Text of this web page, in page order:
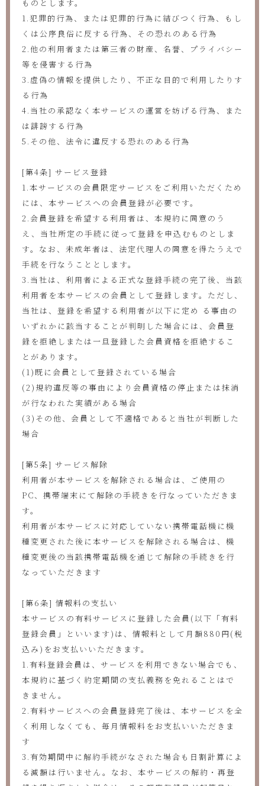
ものとします。
1.犯罪的行為、または犯罪的行為に結びつく行為、もし
くは公序良俗に反する行為、その恐れのある行為
2.他の利用者または第三者の財産、名誉、プライバシー
等を侵害する行為
3.虚偽の情報を提供したり、不正な目的で利用したりす
る行為
4.当社の承認なく本サービスの運営を妨げる行為、また
は誹謗する行為
5.その他、法令に違反する恐れのある行為
[第4条] サービス登録
1.本サービスの会員限定サービスをご利用いただくため
には、本サービスへの会員登録が必要です。
2.会員登録を希望する利用者は、本規約に同意のう
え、当社所定の手続に従って登録を申込むものとしま
す。なお、未成年者は、法定代理人の同意を得たうえで
手続を行なうこととします。
3.当社は、利用者による正式な登録手続の完了後、当該
利用者を本サービスの会員として登録します。ただし、
当社は、登録を希望する利用者が以下に定め る事由の
いずれかに該当することが判明した場合には、会員登
録を拒絶しまたは一旦登録した会員資格を拒絶するこ
とがあります。
(1)既に会員として登録されている場合
(2)規約違反等の事由により会員資格の停止または抹消
が行なわれた実績がある場合
(3)その他、会員として不適格であると当社が判断した
場合
[第5条] サービス解除
利用者が本サービスを解除される場合は、ご使用の
PC、携帯端末にて解除の手続きを行なっていただきま
す。
利用者が本サービスに対応していない携帯電話機に機
種変更された後に本サービスを解除される場合は、機
種変更後の当該携帯電話機を通じて解除の手続きを行
なっていただきます
[第6条] 情報料の支払い
本サービスの有料サービスに登録した会員(以下「有料
登録会員」といいます)は、情報料として月額880円(税
込み)をお支払いいただきます。
1.有料登録会員は、サービスを利用できない場合でも、
本規約に基づく約定期間の支払義務を免れることはで
きません。
2.有料サービスへの会員登録完了後は、本サービスを全
く利用しなくても、毎月情報料をお支払いいただきま
す
3.有効期間中に解約手続がなされた場合も日割計算によ
る減額は行いません。なお、本サービスの解約・再登